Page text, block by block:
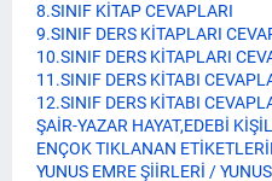
8.SINIF KİTAP CEVAPLARI
9.SINIF DERS KİTAPLARI
10.SINIF DERS KİTAPLARI
11.SINIF DERS KİTABI
12.SINIF DERS KİTABI
ŞAİR-YAZAR HAYAT,EDEBİ
ENÇOK TIKLANAN
YUNUS EMRE ŞİİRLERİ /